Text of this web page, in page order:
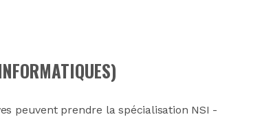
peuvent prendre la spécialisation NSI -